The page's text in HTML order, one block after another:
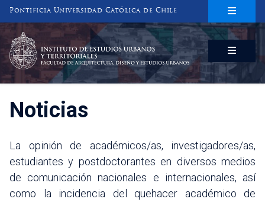
Pontificia Universidad Católica de Chile
INSTITUTO DE ESTUDIOS URBANOS
Y TERRITORIALES
FACULTAD DE ARQUITECTURA, DISEÑO Y ESTUDIOS URBANOS
Noticias
La opinión de académicos/as, investigadores/as,
estudiantes y postdoctorantes en diversos medios
de comunicación nacionales e internacionales, así
como la incidencia del quehacer académico de